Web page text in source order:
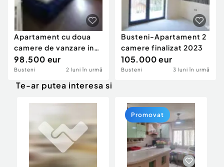
Apartament cu doua
camere de vanzare in
Busteni
98.500 eur
Busteni 2 luni în urmă
Busteni-Apartament 2
camere finalizat 2023
105.000 eur
Busteni 3 luni în urmă
Te-ar putea interesa si
Promovat